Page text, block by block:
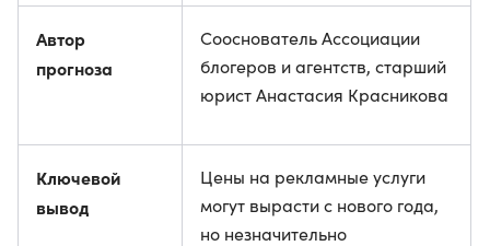
Автор
прогноза
Сооснователь Ассоциации
блогеров и агентств, старший
юрист Анастасия Красникова
Ключевой
вывод
Цены на рекламные услуги
могут вырасти с нового года,
но незначительно